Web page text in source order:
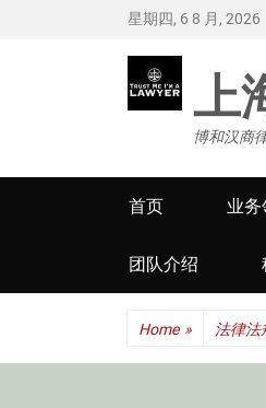
星期四, 6 8 月, 2026
上
博和汉商
Primary
menu
首页 业务
团队介绍
Home » 法律法